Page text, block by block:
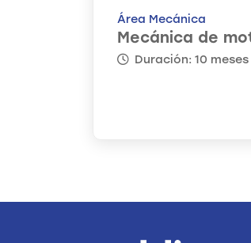
Área Mecánica
Mecánica de
Duración: 10